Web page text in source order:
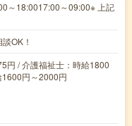
～18:0017:00～09:00※ 上記
OK！
円 / 介護福祉士：時給1800
円～2000円